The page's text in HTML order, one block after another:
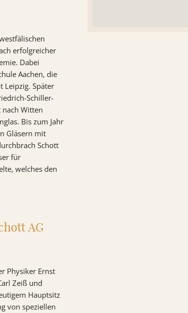
erfolgreicher
Dabei
Aachen, die
Leipzig. Später
Schiller-
nach Witten
Bis zum Jahr
Gläsern mit
Schott
für
welches den
AG
Physiker Ernst
Zeiß und
Hauptsitz
von speziellen